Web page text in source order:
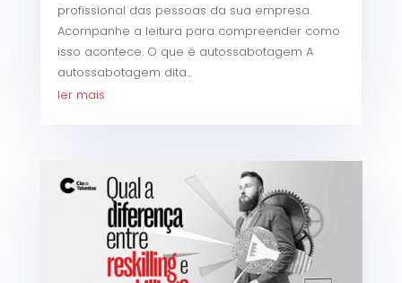
profissional das pessoas da sua empresa.
Acompanhe a leitura para compreender como
isso acontece. O que é autossabotagem A
autossabotagem dita...
ler mais